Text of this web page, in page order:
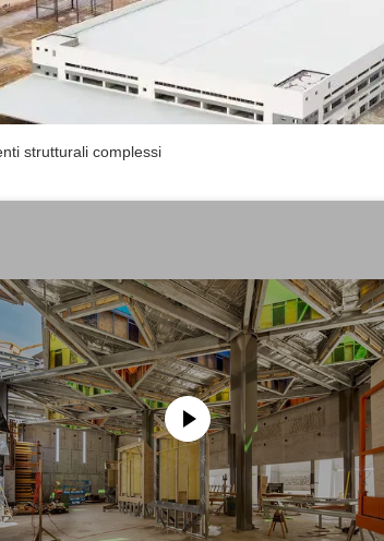
strutturali complessi